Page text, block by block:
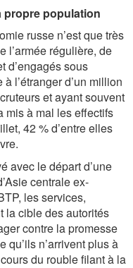
propre population
russe n’est que très
l’armée régulière, de
d’engagés sous
l’étranger d’un million
et ayant souvent
mis à mal les effectifs
42 % d’entre elles
avec le départ d’une
centrale ex-
les services,
la cible des autorités
contre la promesse
qu’ils n’arrivent plus à
du rouble filant à la